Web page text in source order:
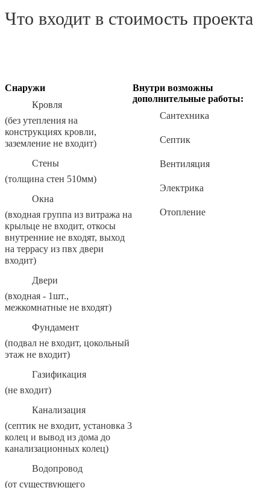
Что входит в стоимость проекта
Снаружи
Кровля
(без утепления на
конструкциях кровли,
заземление не входит)
Стены
(толщина стен 510мм)
Окна
(входная группа из витража на
крыльце не входит, откосы
внутренние не входят, выход
на террасу из пвх двери
входит)
Двери
(входная - 1шт.,
межкомнатные не входят)
Фундамент
(подвал не входит, цокольный
этаж не входит)
Газификация
(не входит)
Канализация
(септик не входит, установка 3
колец и вывод из дома до
канализационных колец)
Водопровод
(от существующего
Внутри возможны
дополнительные работы:
Сантехника
Септик
Вентиляция
Электрика
Отопление